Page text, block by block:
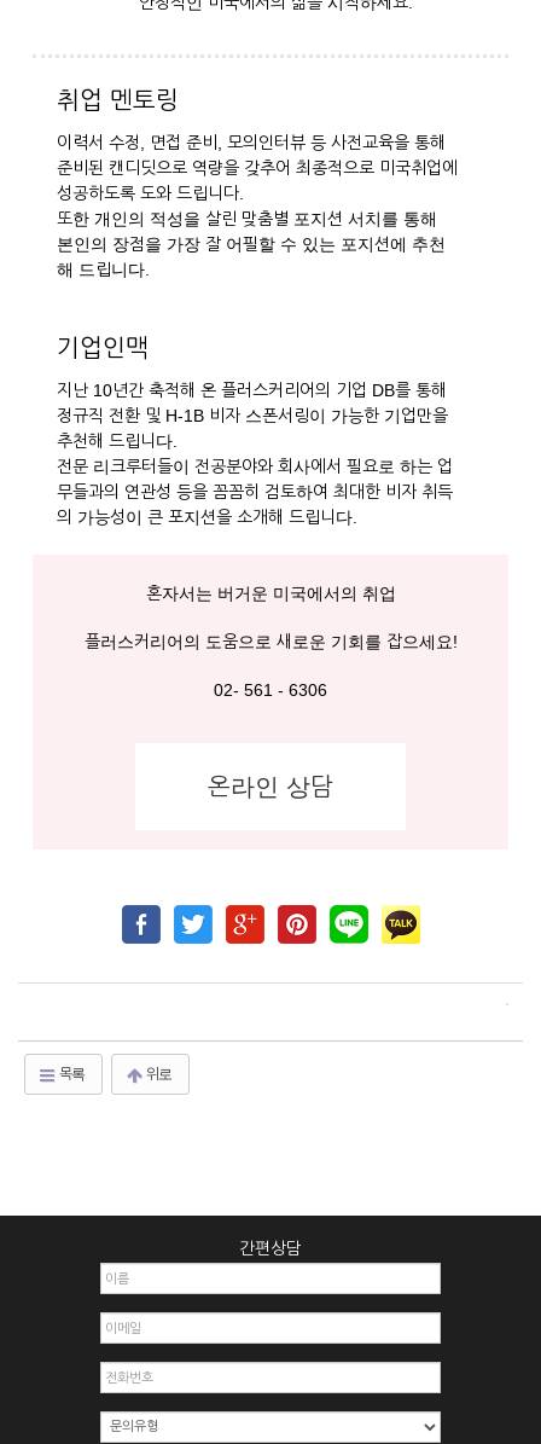
취업 멘토링
이력서 수정, 면접 준비, 모의인터뷰 등 사전교육을 통해
준비된 캔디딧으로 역량을 갖추어 최종적으로 미국취업에
성공하도록 도와 드립니다.
또한 개인의 적성을 살린 맞춤별 포지션 서치를 통해
본인의 장점을 가장 잘 어필할 수 있는 포지션에 추천
해 드립니다.
기업인맥
지난 10년간 축적해 온 플러스커리어의 기업 DB를 통해
정규직 전환 및 H-1B 비자 스폰서링이 가능한 기업만을
추천해 드립니다.
전문 리크루터들이 전공분야와 회사에서 필요로 하는 업
무들과의 연관성 등을 꼼꼼히 검토하여 최대한 비자 취득
의 가능성이 큰 포지션을 소개해 드립니다.
혼자서는 버거운 미국에서의 취업
플러스커리어의 도움으로 새로운 기회를 잡으세요!
02- 561 - 6306
온라인 상담
목록 위로
간편상담